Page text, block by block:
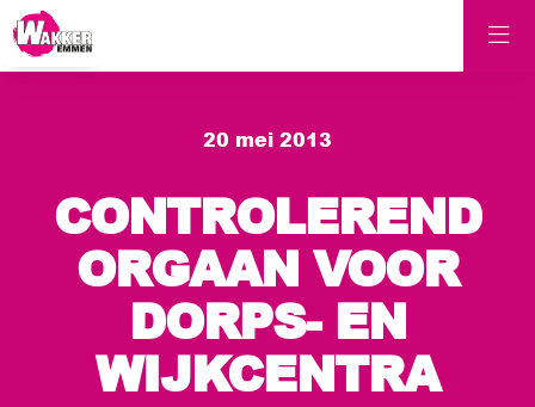
20 mei 2013
CONTROLEREND
ORGAAN VOOR
DORPS- EN
WIJKCENTRA